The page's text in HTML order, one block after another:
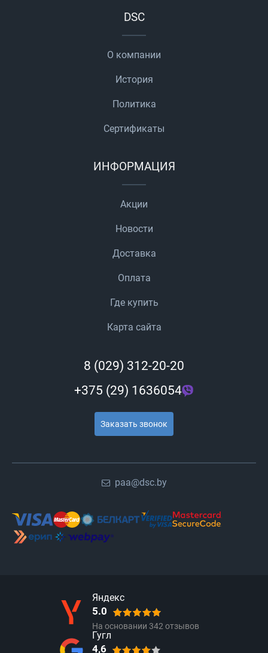
DSC
О компании
История
Политика
Сертификаты
ИНФОРМАЦИЯ
Акции
Новости
Доставка
Оплата
Где купить
Карта сайта
8 (029) 312-20-20
+375 (29) 1636054
Заказать звонок
paa@dsc.by
Яндекс
5.0
На основании 342отзывов
Гугл
4,6